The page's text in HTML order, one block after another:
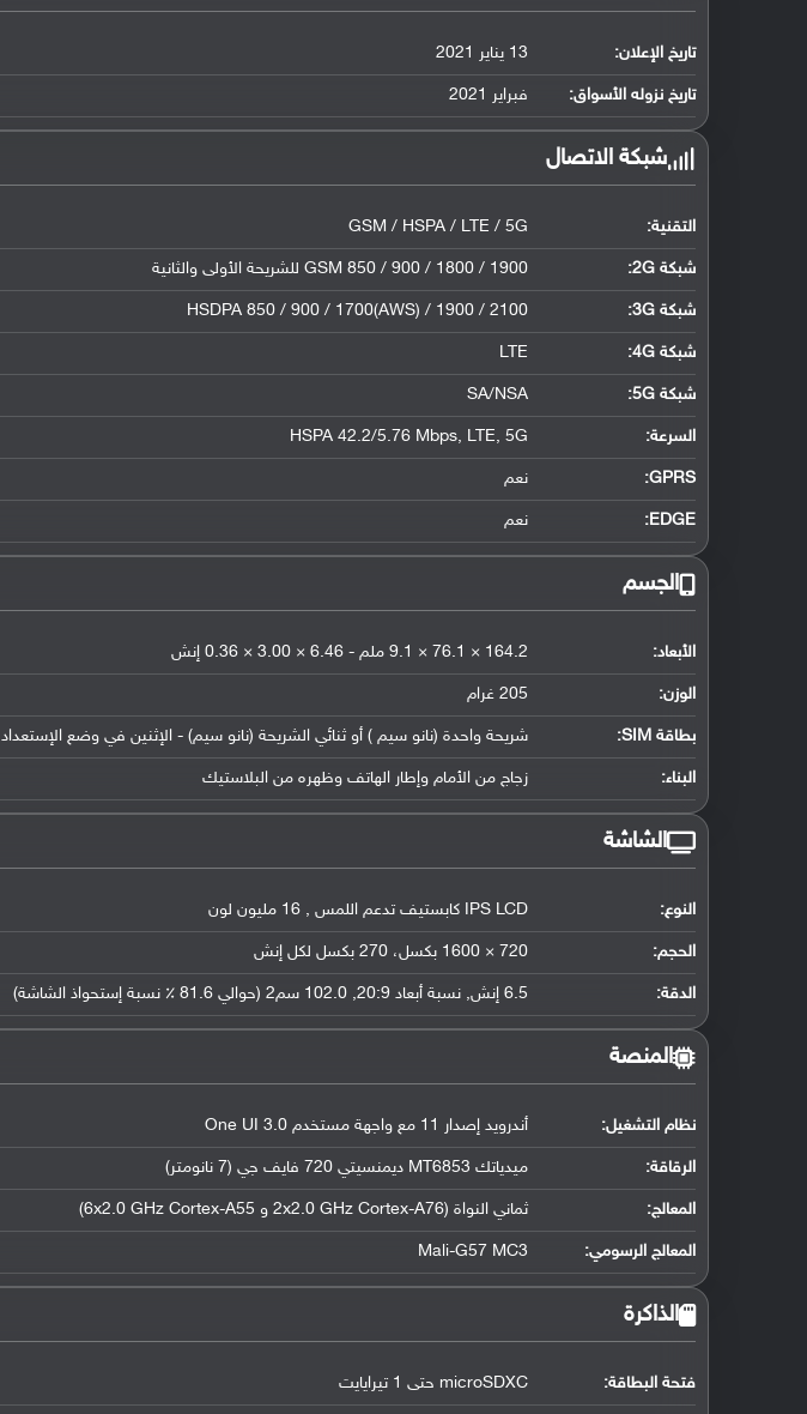
تاريخ الإعلان: 13 يناير 2021
تاريخ نزوله الأسواق: فبراير 2021
شبكة الاتصال
التقنية: GSM / HSPA / LTE / 5G
شبكة 2G: GSM 850 / 900 / 1800 / 1900 للشريحة الأولى والثانية
شبكة 3G :
HSDPA 850 / 900 / 1700(AWS) / 1900 / 2100
شبكة 4G :
LTE
شبكة 5G :
SA/NSA
السرعة: HSPA 42.2/5.76 Mbps, LTE, 5G
GPRS: نعم
EDGE: نعم
الجسم
الأبعاد: 164.2 × 76.1 × 9.1 ملم - 6.46 × 3.00 × 0.36 إنش
الوزن: 205 غرام
بطاقة SIM: شريحة واحدة (نانو سيم ) أو ثنائي الشريحة (نانو سيم) - الإثنين في وضع الإستعداد
البناء: زجاج من الأمام وإطار الهاتف وظهره من البلاستيك
الشاشة
النوع: IPS LCD كابستيف تدعم اللمس , 16 مليون لون
الحجم: 720 × 1600 بكسل، 270 بكسل لكل إنش
الدقة: 6.5 إنش, نسبة أبعاد 20:9, 102.0 سم2 (حوالي 81.6 ٪ نسبة إستحواذ الشاشة)
المنصة
نظام التشغيل: أندرويد إصدار 11 مع واجهة مستخدم One UI 3.0
الرقاقة: ميدياتك MT6853 ديمنسيتي 720 فايف جي (7 نانومتر)
المعالج: ثماني النواة (2x2.0 GHz Cortex-A76 و 6x2.0 GHz Cortex-A55)
المعالج الرسومي:
Mali-G57 MC3
الذاكرة
فتحة البطاقة: microSDXC حتى 1 تيرايايت